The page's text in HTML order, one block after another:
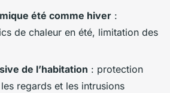
été comme hiver :
de chaleur en été, limitation des
de l’habitation : protection
regards et les intrusions